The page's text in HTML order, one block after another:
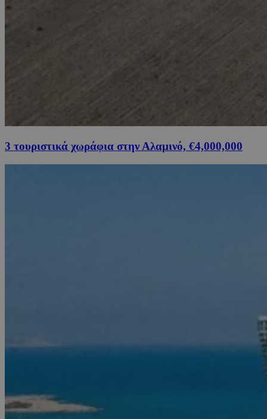
3 τουριστικά χωράφια στην Αλαμινό, €4,000,000